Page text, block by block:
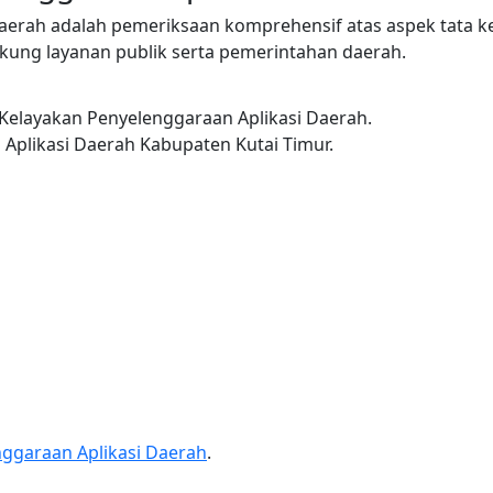
adalah pemeriksaan komprehensif atas aspek tata
layanan publik serta pemerintahan daerah.
Penyelenggaraan Aplikasi Daerah.
Daerah Kabupaten Kutai Timur.
Aplikasi Daerah.